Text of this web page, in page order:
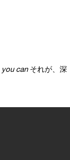
you can それが、深